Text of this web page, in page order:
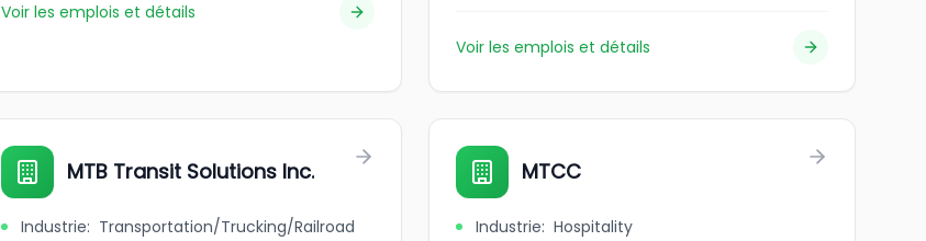
Voir les emplois et détails
Voir les emplois et détails
MTB Transit Solutions Inc.
Industrie: Transportation/Trucking/Railroad
MTCC
Industrie: Hospitality